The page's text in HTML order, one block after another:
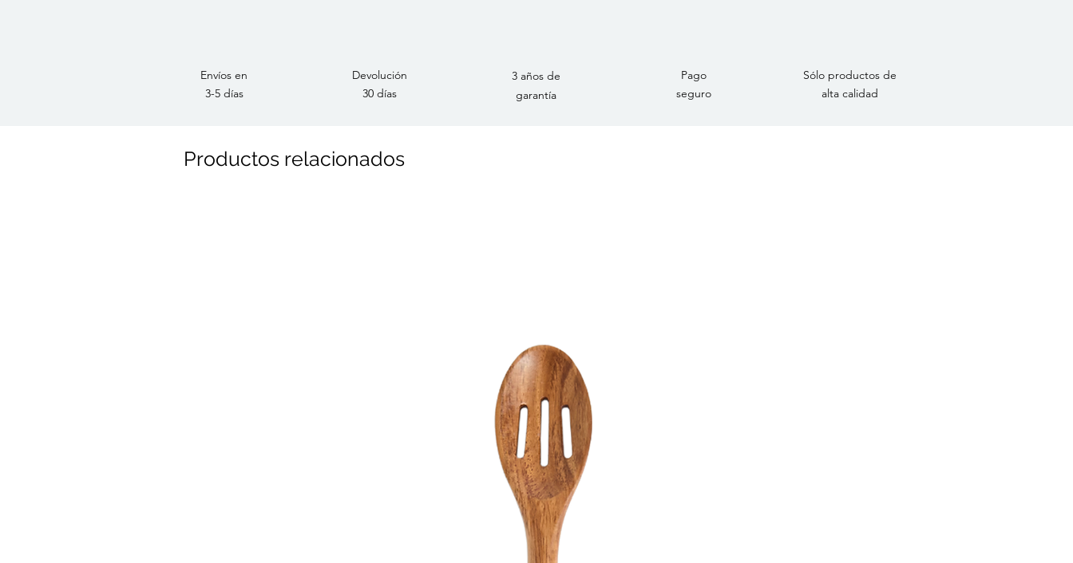
Envíos en
3-5 días
Devolución
30 días
3 años de
garantía
Pago
seguro
Sólo productos de
alta calidad
Productos relacionados